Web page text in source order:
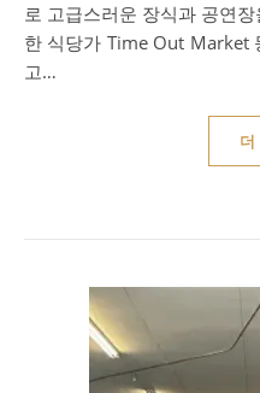
로 고급스러운 장식과 공연
한 식당가 Time Out Market
고…